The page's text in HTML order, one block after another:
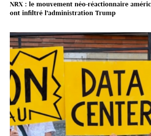
NRX : le mouvement néo-réactionnaire
ont infiltré l’administration Trump